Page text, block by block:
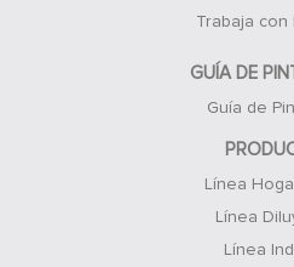
Trabaja con
GUÍA DE
Guía de
Línea
Línea
Línea